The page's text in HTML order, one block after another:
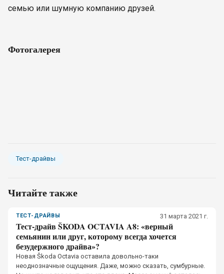
семью или шумную компанию друзей.
Фотогалерея
Тест-драйвы
Читайте также
ТЕСТ-ДРАЙВЫ 31 марта 2021 г.
Тест-драйв ŠKODA OCTAVIA A8: «верный
семьянин или друг, которому всегда хочется
безудержного драйва»?
​Новая Škoda Octavia оставила довольно-таки
неоднозначные ощущения. Даже, можно сказать, сумбурные.